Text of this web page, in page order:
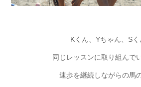
Kくん、Yちゃん、Sく
同じレッスンに取り組んで
速歩を継続しながらの馬